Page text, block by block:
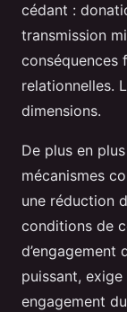
cédant :
transmission
conséquences
relationnelles.
dimensions.
De plus en
mécanismes
une réduction
conditions de
d’engagement
puissant,
engagement